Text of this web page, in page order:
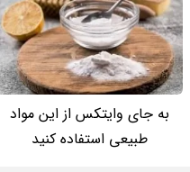
به جای وایتکس از این مواد
طبیعی استفاده کنید